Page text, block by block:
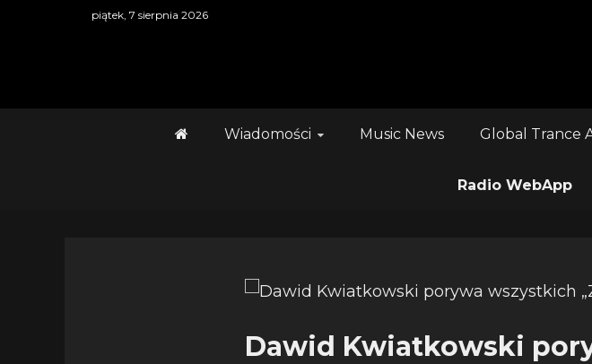
piątek, 7 sierpnia 2026
Wiadomości Music News Global Trance
Radio WebApp
Dawid Kwiatkowski